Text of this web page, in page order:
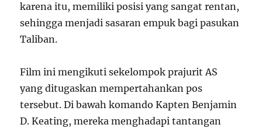
karena itu, memiliki posisi yang sangat rentan,
sehingga menjadi sasaran empuk bagi pasukan
Taliban.
Film ini mengikuti sekelompok prajurit AS
yang ditugaskan mempertahankan pos
tersebut. Di bawah komando Kapten Benjamin
D. Keating, mereka menghadapi tantangan